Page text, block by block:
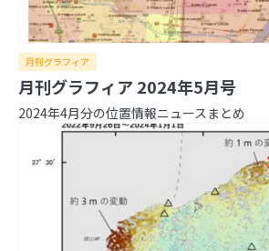
月刊グラフィア
月刊グラフィア 2024年5月号
2024年4月分の位置情報ニュースまとめ